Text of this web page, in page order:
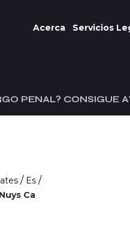
Acerca Servicios
PENAL? CONSIGUE
/ Es /
Ca